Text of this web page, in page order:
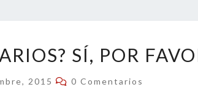
SÍ,
POR
SÍ, POR
2015 Comentarios
0 Comentarios